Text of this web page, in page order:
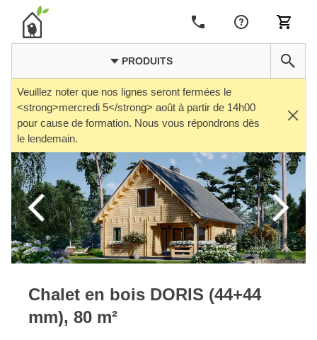
PRODUITS
Veuillez noter que nos lignes seront fermées le
<strong>mercredi 5</strong> août à partir de 14h00
pour cause de formation. Nous vous répondrons dès
le lendemain.
Chalet en bois DORIS (44+44
mm), 80 m²